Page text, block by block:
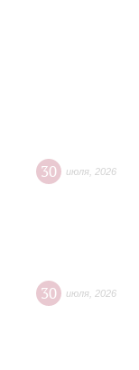
30 июля 2026
30 июля 2026